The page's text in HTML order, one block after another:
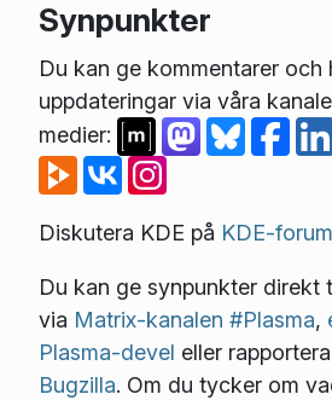
Synpunkter
Du kan ge kommentarer och
uppdateringar via våra
medier:
Diskutera KDE på KDE-
Du kan ge synpunkter direkt
via Matrix-kanalen #Plasma,
Plasma-devel eller
Bugzilla. Om du tycker om